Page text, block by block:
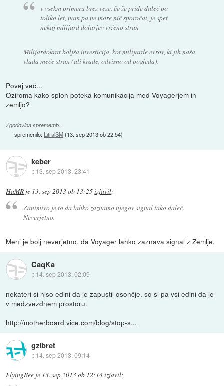
v vsekm primeru brez veze, če že pride daleč po
toliko let, nam pa ne more nič sporočat, je spet
nekaj milijard dolarjev vrženo stran
Milijardokrat boljša investicija, kot milijarde evrov, ki jih naša
vlada meče stran (ali krade, odvisno od pogleda).
Povej več...
Oziroma kako sploh poteka komunikacija med Voyagerjem in
zemljo?
Zgodovina sprememb…
spremenilo: LitralSM(13. sep 2013 ob 22:54)
keber
:: 13. sep 2013, 23:41
HaMR je 13. sep 2013 ob 13:25izjavil:
Zanimivo je to da lahko zaznamo njegov signal tako daleč.
Neverjetno.
Meni je bolj neverjetno, da Voyager lahko zaznava signal z Zemlje.
CaqKa
:: 14. sep 2013, 02:09
nekateri si niso edini da je zapustil osončje. so si pa vsi edini da je
v medzvezdnem prostoru.
http://motherboard.vice.com/blog/stop-s...
gzibret
:: 14. sep 2013, 09:14
FlyingBee je 13. sep 2013 ob 12:14izjavil: